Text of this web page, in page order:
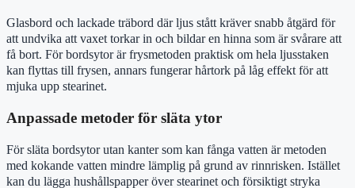
Glasbord och lackade träbord där ljus stått kräver snabb åtgärd för
att undvika att vaxet torkar in och bildar en hinna som är svårare att
få bort. För bordsytor är frysmetoden praktisk om hela ljusstaken
kan flyttas till frysen, annars fungerar hårtork på låg effekt för att
mjuka upp stearinet.
Anpassade metoder för släta ytor
För släta bordsytor utan kanter som kan fånga vatten är metoden
med kokande vatten mindre lämplig på grund av rinnrisken. Istället
kan du lägga hushållspapper över stearinet och försiktigt stryka